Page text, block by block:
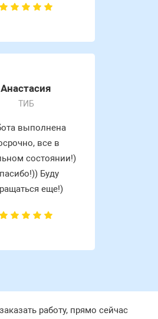
Анастасия
ТИБ
выполнена
все в
состоянии!)
Буду
еще!)
работу, прямо сейчас